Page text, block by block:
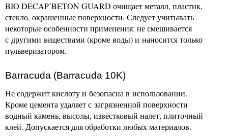
BIO DECAP’BETON GUARD очищает металл, пластик,
стекло, окрашенные поверхности. Следует учитывать
некоторые особенности применения: не смешивается
с другими веществами (кроме воды) и наносится только
пульверизатором.
Barracuda (Barracuda 10K)
Не содержит кислоту и безопасна в использовании.
Кроме цемента удаляет с загрязненной поверхности
водный камень, высолы, известковый налет, плиточный
клей. Допускается для обработки любых материалов.